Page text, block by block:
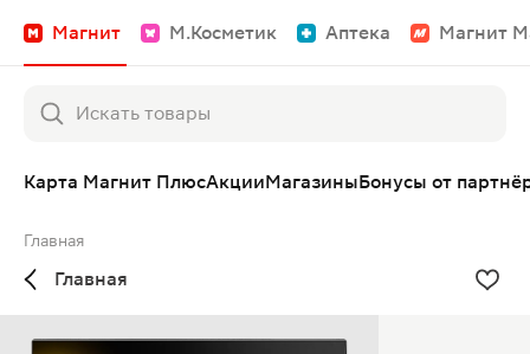
Магнит М.Косметик Аптека Магнит
Карта Магнит ПлюсАкцииМагазиныБонусы от
Главная
Главная